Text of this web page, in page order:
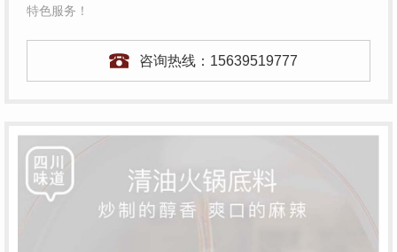
特色服务！
咨询热线： 15639519777